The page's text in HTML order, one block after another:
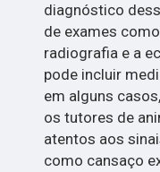
diagnóstico
de exames
radiografia e a
pode incluir
em alguns
os tutores de
atentos aos
como cansaço